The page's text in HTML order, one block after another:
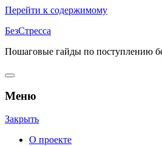
Перейти к содержимому
БезСтресса
Пошаговые гайды по поступлению
Меню
Закрыть
О проекте